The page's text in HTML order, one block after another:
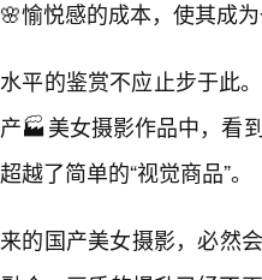
愉悦感的成本，使其成
平的鉴赏不应止步于此
🏭美女摄影作品中，看
越了简单的“视觉商品”。
的国产美女摄影，必然